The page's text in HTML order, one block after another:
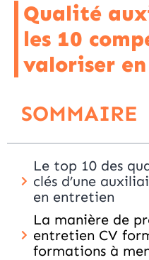
Qualité
les 10
valoriser
SOMMAIRE
Le top 10 des
clés d’une
en entretien
La manière de
entretien CV
formations à